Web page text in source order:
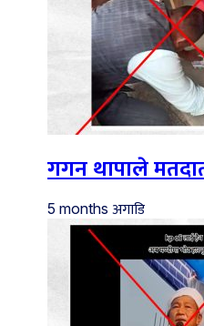
गगन थापाले
5 months अगाडि